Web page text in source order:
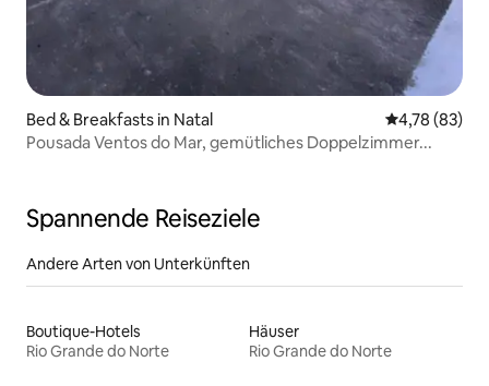
Bed & Breakfasts in Natal
4,78 (83)
Pousada Ventos do Mar, gemütliches Doppelzimmer...
Spannende Reiseziele
Andere Arten von Unterkünften
Boutique-Hotels
Rio Grande do Norte
Häuser
Rio Grande do Norte